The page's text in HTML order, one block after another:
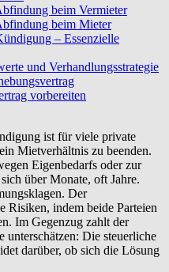
beim Vermieter
beim Mieter
– Essenzielle
und Verhandlungsstrategie
vorbereiten
ist für viele private
Mietverhältnis zu beenden.
Eigenbedarfs oder zur
über Monate, oft Jahre.
Der
Risiken, indem beide Parteien
Im Gegenzug zahlt der
unterschätzen: Die steuerliche
darüber, ob sich die Lösung